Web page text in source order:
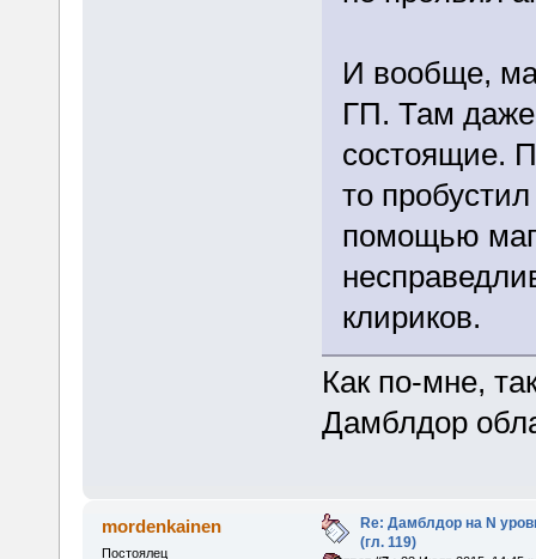
И вообще,
ГП. Там даже
состоящие.
то
помощью
клириков.
Как по-мне,
Дамблдор
mordenkainen
Постоялец
Re: Дамблдор на N
(гл. 119)